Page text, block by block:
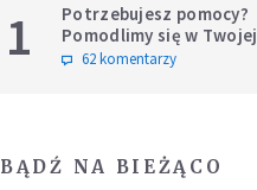
1
Potrzebujesz pomocy?
Pomodlimy się w Twojej
intencji
62 komentarzy
BĄDŹ NA BIEŻĄCO